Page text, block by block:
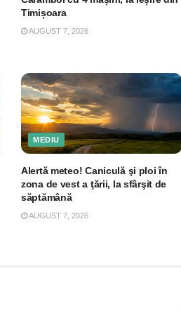
Timișoara
AUGUST 7, 2026
MEDIU
Alertă meteo! Caniculă şi ploi în
zona de vest a ţării, la sfârşit de
săptămână
AUGUST 7, 2026